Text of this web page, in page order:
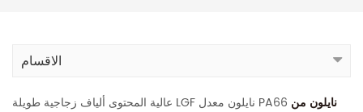
الاقسام
عالية المحتوى ألياف زجاجية طويلة LGF نايلون معدل PA66 نايلون من